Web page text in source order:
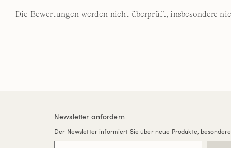
Die Bewertungen werden nicht überprüft, insbesondere
Newsletter anfordern
Der Newsletter informiert Sie über neue Produkte,